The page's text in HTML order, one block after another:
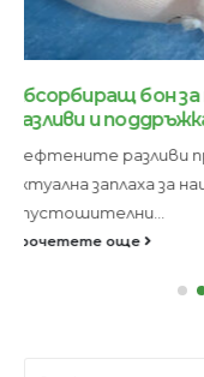
02
сеп.
Ленточен
за бързо
Когато се
наличието
прочетете